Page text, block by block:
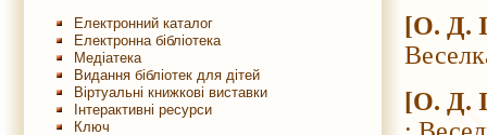
Електронний каталог
Електронна бібліотека
Медіатека
Видання бібліотек для дітей
Віртуальні книжкові виставки
Інтерактивні ресурси
Ключ
[О. Д.
[О. Д.